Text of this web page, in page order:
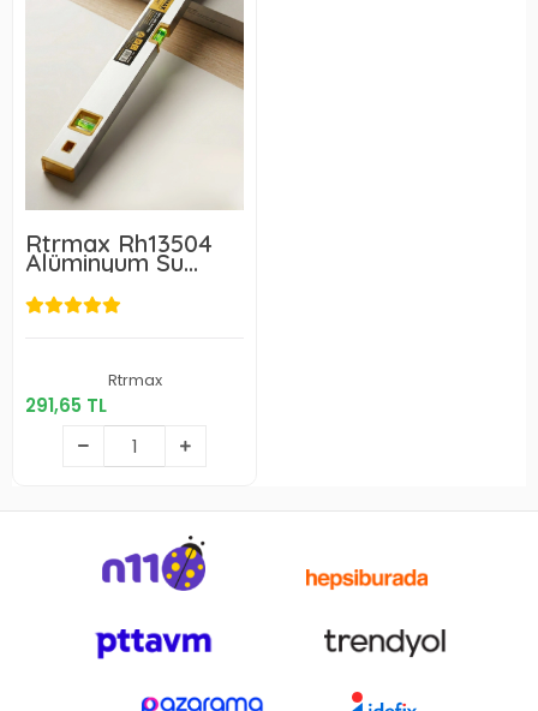
Rtrmax Rh13504
Alüminyum Su
Terazisi 40 cm
Rtrmax
291,65 TL
291,65 TL
Sepete Ekle